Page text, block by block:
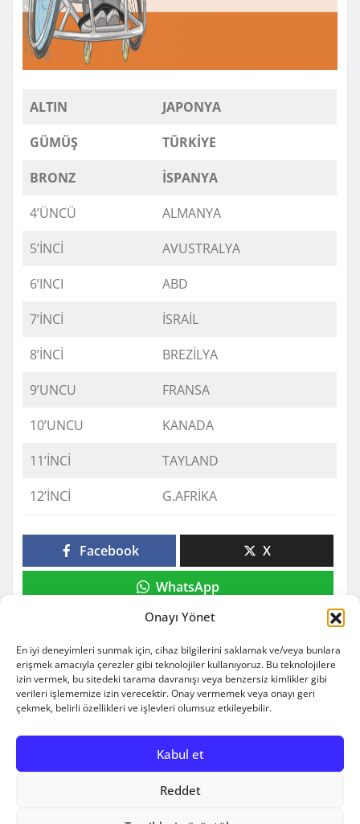
Onayı Yönet
En iyi deneyimleri sunmak için, cihaz bilgilerini saklamak ve/veya bunlara
erişmek amacıyla çerezler gibi teknolojiler kullanıyoruz. Bu teknolojilere
izin vermek, bu sitedeki tarama davranışı veya benzersiz kimlikler gibi
verileri işlememize izin verecektir. Onay vermemek veya onayı geri
çekmek, belirli özellikleri ve işlevleri olumsuz etkileyebilir.
Kabul et
Reddet
ALTIN
JAPONYA
GÜMÜŞ
TÜRKİYE
BRONZ
İSPANYA
4’ÜNCÜ
ALMANYA
5’İNCİ
AVUSTRALYA
6’INCI
ABD
7’İNCİ
İSRAİL
8’İNCİ
BREZİLYA
9’UNCU
FRANSA
10’UNCU
KANADA
11’İNCİ
TAYLAND
12’İNCİ
G.AFRİKA
Facebook X
WhatsApp
Copyright © 2010-2025 | engelsizbasket | All rights
reserved.|NewsiobyThemeArile